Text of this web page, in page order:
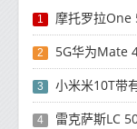
1 摩托罗拉One
2 5G华为Mate
3 小米米10T带
4 雷克萨斯LC